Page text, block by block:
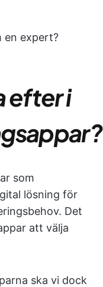
en expert?
efter i
som
lösning för
Det
att välja
ska vi dock